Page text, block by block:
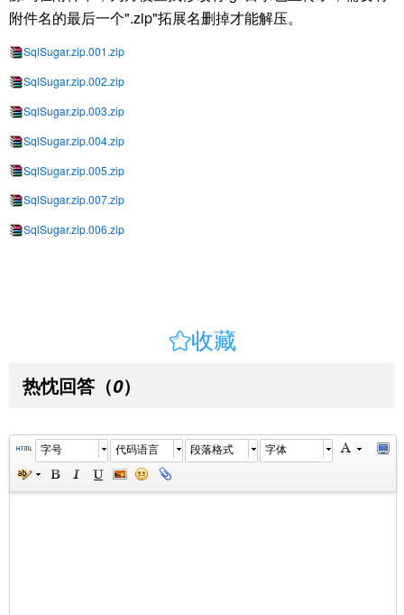
附件名的最后一个".zip"拓展名删掉才能解压。
SqlSugar.zip.001.zip
SqlSugar.zip.002.zip
SqlSugar.zip.003.zip
SqlSugar.zip.004.zip
SqlSugar.zip.005.zip
SqlSugar.zip.007.zip
SqlSugar.zip.006.zip
收藏
热忱回答 （0）
字号 代码语言 段落格式 字体